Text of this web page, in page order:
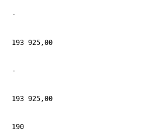
-
193 925,00
-
193 925,00
190